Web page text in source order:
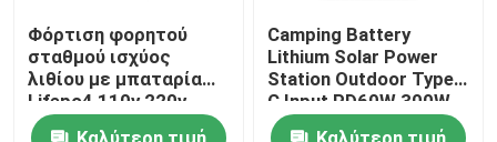
Φόρτιση φορητού
σταθμού ισχύος
λιθίου με μπαταρία
Lifepo4 110v 220v
2500w
Καλύτερη τιμή
Camping Battery
Lithium Solar Power
Station Outdoor Type
C Input PD60W 300W
Καλύτερη τιμή